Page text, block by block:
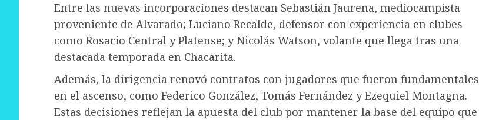
Entre las nuevas incorporaciones destacan Sebastián Jaurena, mediocampista
proveniente de Alvarado; Luciano Recalde, defensor con experiencia en clubes
como Rosario Central y Platense; y Nicolás Watson, volante que llega tras una
destacada temporada en Chacarita.
Además, la dirigencia renovó contratos con jugadores que fueron fundamentales
en el ascenso, como Federico González, Tomás Fernández y Ezequiel Montagna.
Estas decisiones reflejan la apuesta del club por mantener la base del equipo que